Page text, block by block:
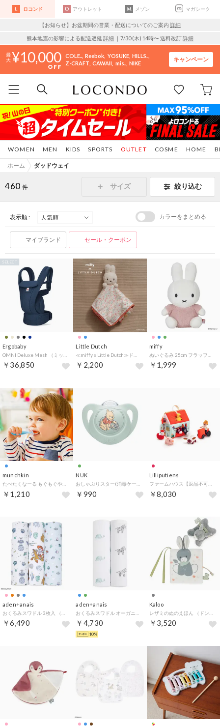
ロコンド アウトレット メゾン マガシーク
【お知らせ】お盆期間の営業・配送についてのご案内 詳細
熊本地震の影響による配送遅延 詳細 ｜7/30 (木) 14時〜 送料改訂詳細
10,000 COLE.. Reebok YOSUKE HILLS..
Z-CRAFT CAWAII mis.. NIKE
キャンペーン
WOMEN MEN KIDS SPORTS COSME HOME
OUTLET
ホーム ダッドウェイ
460 件 サイズ 絞り込む
表示順 : カラーをまとめる
マイブランド セール・クーポン
Ergobaby
￥36,850
SELECT
Little Dutch
￥2,200
miffy
￥1,999
munchkin
￥1,210
NUK
￥990
Lilliputiens
ファームハウス【返品不可商品】 （レッド）
￥8,030
aden+anais
￥6,490
aden+anais
￥4,730
10%
Kaloo
￥3,520